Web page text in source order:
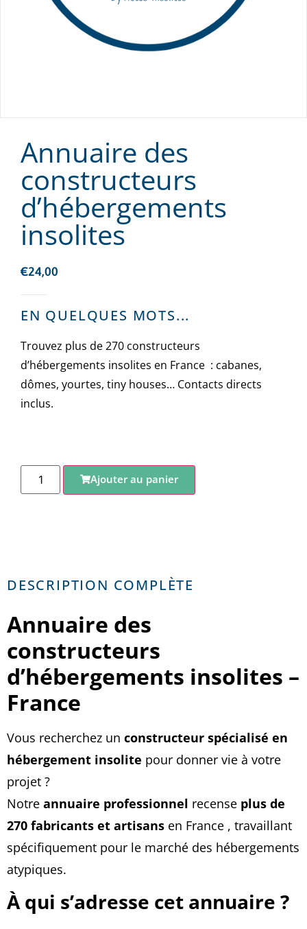
Annuaire des
constructeurs
d’hébergements
insolites
€24,00
EN QUELQUES MOTS...
Trouvez plus de 270 constructeurs
d’hébergements insolites en France : cabanes,
dômes, yourtes, tiny houses… Contacts directs
inclus.
Ajouter au panier
DESCRIPTION COMPLÈTE
Annuaire des
constructeurs
d’hébergements insolites –
France
Vous recherchez un constructeur spécialisé en
hébergement insolite pour donner vie à votre
projet ?
Notre annuaire professionnel recense plus de
270 fabricants et artisans en France , travaillant
spécifiquement pour le marché des hébergements
atypiques.
À qui s’adresse cet annuaire ?